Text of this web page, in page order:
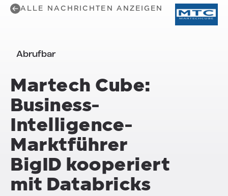
ALLE NACHRICHTEN ANZEIGEN
Abrufbar
Martech Cube:
Business-
Intelligence-
Marktführer
BigID kooperiert
mit Databricks